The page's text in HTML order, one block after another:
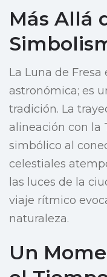
Más Allá
La Luna de
astronómica; es
tradición. La
alineación con la
simbólico al
celestiales
las luces de la
viaje rítmico
naturaleza.
Un